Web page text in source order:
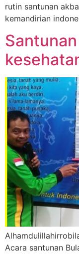
rutin santunan
kemandirian
Acara santunan